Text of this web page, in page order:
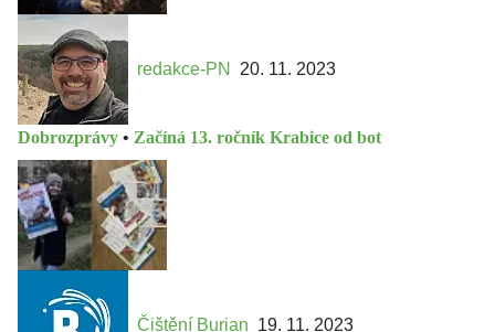
redakce-PN 20. 11. 2023
Dobrozprávy • Začíná 13. ročník Krabice od bot
Čištění Burian 19. 11. 2023